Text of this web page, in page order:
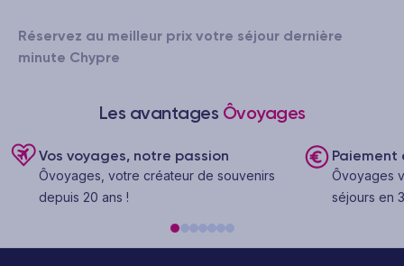
Réservez au meilleur prix votre séjour dernière
minute Chypre
Les avantages Ôvoyages
Vos voyages, notre passion
Ôvoyages, votre créateur de souvenirs
depuis 20 ans !
Paiement
Ôvoyages
séjours en